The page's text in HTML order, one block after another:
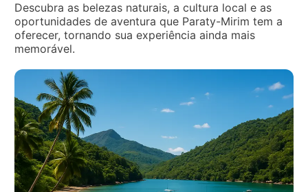
Descubra as belezas naturais, a cultura local e as
oportunidades de aventura que Paraty-Mirim tem a
oferecer, tornando sua experiência ainda mais
memorável.